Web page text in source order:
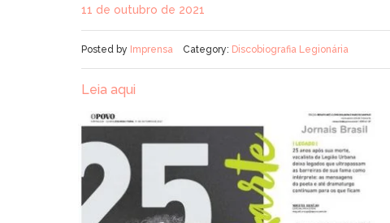
11 de outubro de 2021
Posted by Imprensa Category: Discobiografia Legionária
Leia aqui